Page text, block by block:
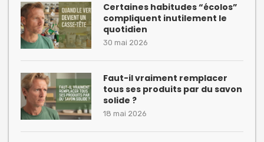
Certaines habitudes “écolos”
compliquent inutilement le
quotidien
30 mai 2026
Faut-il vraiment remplacer
tous ses produits par du savon
solide ?
18 mai 2026